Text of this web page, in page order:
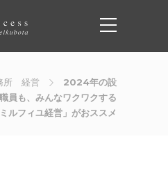
所 経営
2024年の設
員も、みんなワクワクする
ミルフィユ経営」がおススメ